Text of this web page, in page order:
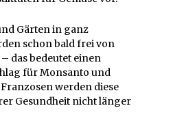
Gärten in ganz
schon bald frei von
das bedeutet einen
für Monsanto und
werden diese
Gesundheit nicht länger